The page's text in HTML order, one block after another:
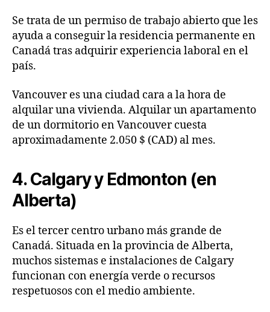
Se trata de un permiso de trabajo abierto que les
ayuda a conseguir la residencia permanente en
Canadá tras adquirir experiencia laboral en el
país.
Vancouver es una ciudad cara a la hora de
alquilar una vivienda. Alquilar un apartamento
de un dormitorio en Vancouver cuesta
aproximadamente 2.050 $ (CAD) al mes.
4. Calgary y Edmonton (en
Alberta)
Es el tercer centro urbano más grande de
Canadá. Situada en la provincia de Alberta,
muchos sistemas e instalaciones de Calgary
funcionan con energía verde o recursos
respetuosos con el medio ambiente.